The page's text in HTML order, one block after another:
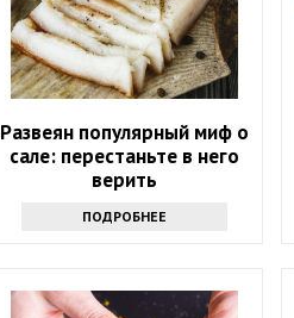
Развеян популярный миф о
сале: перестаньте в него
верить
ПОДРОБНЕЕ